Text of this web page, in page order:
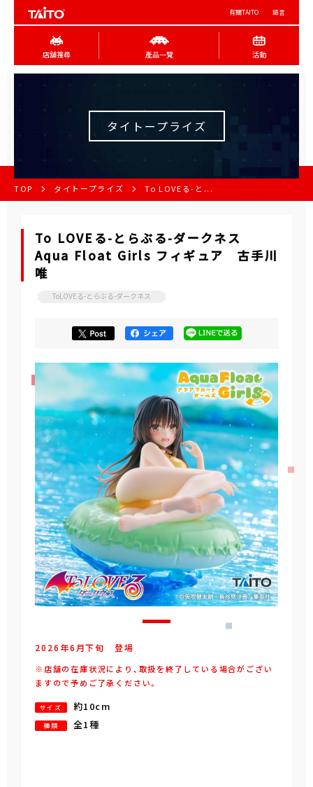
有關TAITO 語言
店舖搜尋 產品一覽 活動
タイトープライズ
TOP タイトープライズ To LOVEる-と...
To LOVEる-とらぶる-ダークネス
Aqua Float Girls フィギュア 古手川
唯
ToLOVEる-とらぶる-ダークネス
2026年6 月下旬 登場
※店舗の在庫状況により、取扱を終了している場合がござい
ますので予めご了承ください。
サイズ 約10cm
種類 全1種